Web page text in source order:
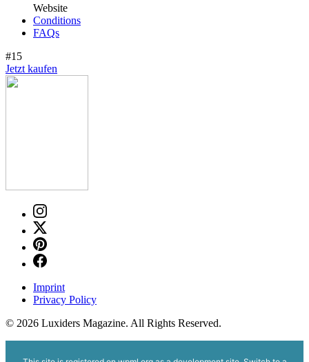
Website
Conditions
FAQs
#15
Jetzt kaufen
Imprint
Privacy Policy
© 2026 Luxiders Magazine. All Rights Reserved.